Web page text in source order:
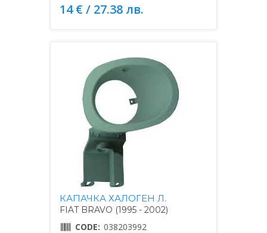
14 € / 27.38 лв.
КАПАЧКА ХАЛОГЕН Л.
FIAT BRAVO (1995 - 2002)
CODE: 038203992